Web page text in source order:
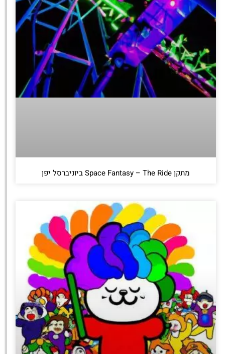
מתקן Space Fantasy – The Ride ביוניברסל יפן